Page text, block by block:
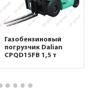
Газобензиновый
погрузчик Dalian
CPQD15FB 1,5 т